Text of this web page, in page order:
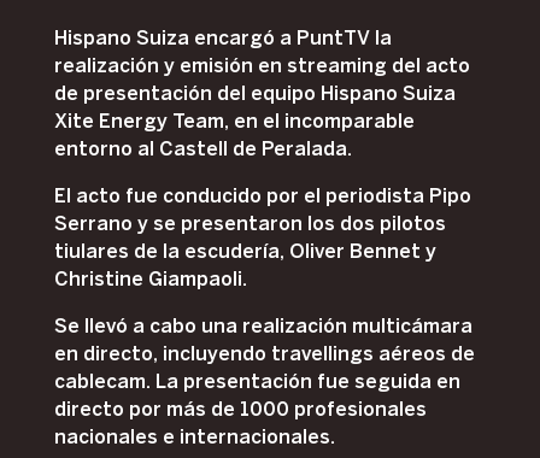
Hispano Suiza encargó a PuntTV la
realización y emisión en streaming del acto
de presentación del equipo Hispano Suiza
Xite Energy Team, en el incomparable
entorno al Castell de Peralada.
El acto fue conducido por el periodista Pipo
Serrano y se presentaron los dos pilotos
tiulares de la escudería, Oliver Bennet y
Christine Giampaoli.
Se llevó a cabo una realización multicámara
en directo, incluyendo travellings aéreos de
cablecam. La presentación fue seguida en
directo por más de 1000 profesionales
nacionales e internacionales.